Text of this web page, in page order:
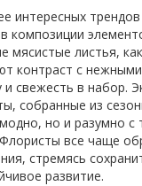
интересных
композиции
мясистые листья,
контраст с
и свежесть в набор.
собранные из
но и разумно с
все чаще
стремясь
развитие.